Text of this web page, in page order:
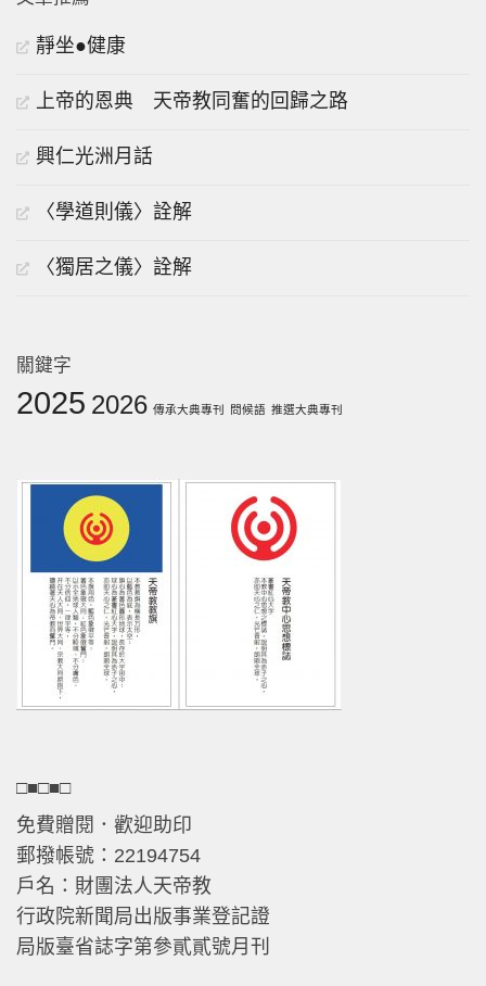
靜坐●健康
上帝的恩典 天帝教同奮的回歸之路
興仁光洲月話
〈學道則儀〉詮解
〈獨居之儀〉詮解
關鍵字
2025 2026 傳承大典專刊 問候語 推選大典專刊
□■□■□
免費贈閱．歡迎助印
郵撥帳號：22194754
戶名：財團法人天帝教
行政院新聞局出版事業登記證
局版臺省誌字第參貳貳號月刊